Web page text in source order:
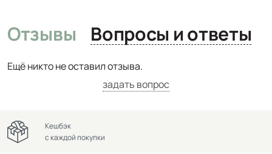
Отзывы Вопросы и ответы
Ещё никто не оставил отзыва.
задать вопрос
Кешбэк
с каждой покупки